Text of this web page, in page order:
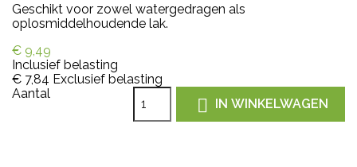
Geschikt voor zowel watergedragen als
oplosmiddelhoudende lak.
€ 9,49
Inclusief belasting
€ 7,84 Exclusief belasting
Aantal
 IN WINKELWAGEN